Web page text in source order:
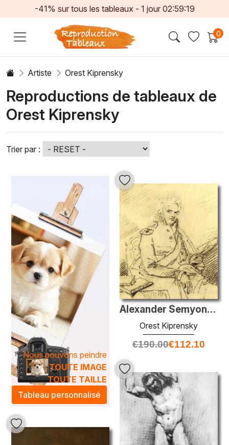
-41% sur tous les tableaux - 1 jour 02:59:17
0
Artiste Orest Kiprensky
Reproductions de tableaux de
Orest Kiprensky
Trier par :
Nous pouvons peindre
TOUTE IMAGE
TOUTE TAILLE
Tableau personnalisé
Alexander Semyonovich Shishkov
Orest Kiprensky
€190.00€112.10